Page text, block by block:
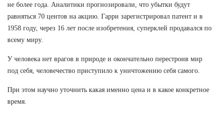
не более года. Аналитики прогнозировали, что убытки будут
равняться 70 центов на акцию. Гарри зарегистрировал патент и в
1958 году, через 16 лет после изобретения, суперклей продавался по
всему миру.
У человека нет врагов в природе и окончательно перестроив мир
под себя, человечество приступило к уничтожению себя самого.
При этом научно уточнить какая именно цена и в какое конкретное
время.